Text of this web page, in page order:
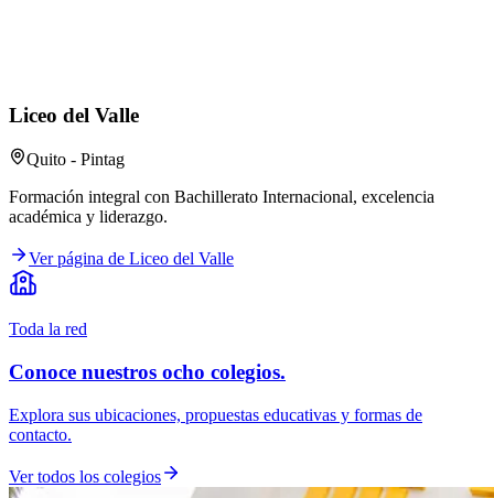
Liceo del Valle
Quito - Pintag
Formación integral con Bachillerato Internacional, excelencia
académica y liderazgo.
Ver página de Liceo del Valle
Toda la red
Conoce nuestros ocho colegios.
Explora sus ubicaciones, propuestas educativas y formas de
contacto.
Ver todos los colegios